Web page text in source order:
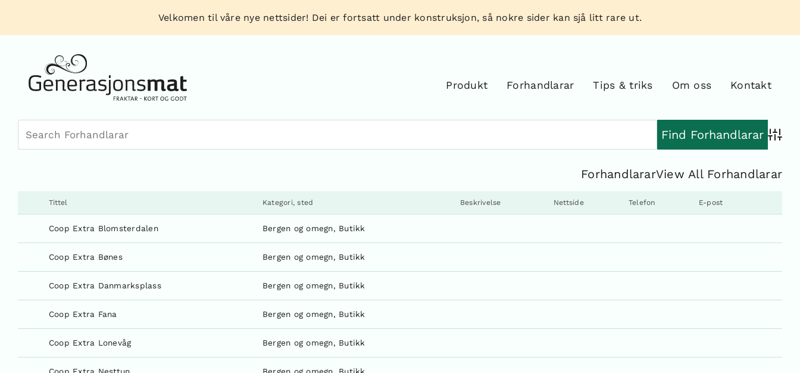
Velkomen til våre nye nettsider! Dei er fortsatt under konstruksjon, så nokre sider kan sjå litt rare ut.
Produkt Forhandlarar Tips & triks Om oss Kontakt
ForhandlararView All Forhandlarar
Tittel Kategori, sted Beskrivelse Nettside Telefon E-post
Coop Extra Blomsterdalen Bergen og omegn, Butikk
Coop Extra Bønes Bergen og omegn, Butikk
Coop Extra Danmarksplass Bergen og omegn, Butikk
Coop Extra Fana Bergen og omegn, Butikk
Coop Extra Lonevåg Bergen og omegn, Butikk